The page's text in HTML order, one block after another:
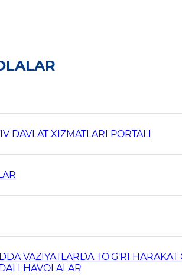
DAVLAT XIZMATLARI PORTALI
VAZIYATLARDA TO'G'RI HARAKAT
HAVOLALAR